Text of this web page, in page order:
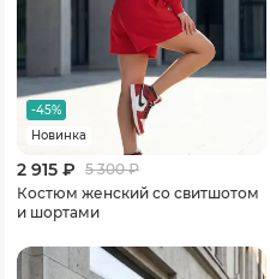
-45%
Новинка
2 915 ₽ 5 300₽
Костюм женский со свитшотом
и шортами